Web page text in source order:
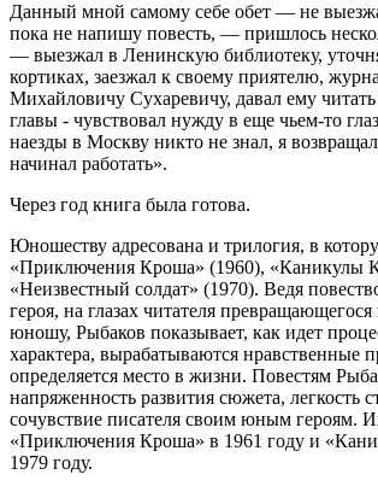
Данный мной самому себе обет — не
пока не напишу повесть, — пришлось
— выезжал в Ленинскую библиотеку,
кортиках, заезжал к своему приятелю,
Михайловичу Сухаревичу, давал ему
главы - чувствовал нужду в еще чьем-то
наезды в Москву никто не знал, я
начинал работать».
Через год книга была готова.
Юношеству адресована и трилогия, в
«Приключения Кроша» (1960), «Каникулы
«Неизвестный солдат» (1970). Ведя
героя, на глазах читателя превращающегося
юношу, Рыбаков показывает, как идет
характера, вырабатываются нравственные
определяется место в жизни. Повестям
напряженность развития сюжета, легкость
сочувствие писателя своим юным героям.
«Приключения Кроша» в 1961 году и
1979 году.